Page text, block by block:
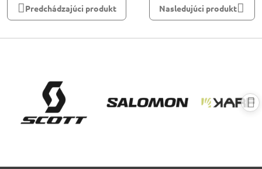
Predchádzajúci produkt Nasledujúci produkt